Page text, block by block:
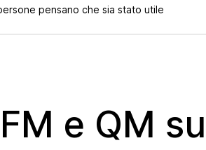
pensano che sia stato utile
e QM